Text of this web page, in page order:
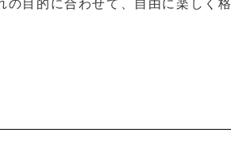
目的に合わせて、自由に楽しく格